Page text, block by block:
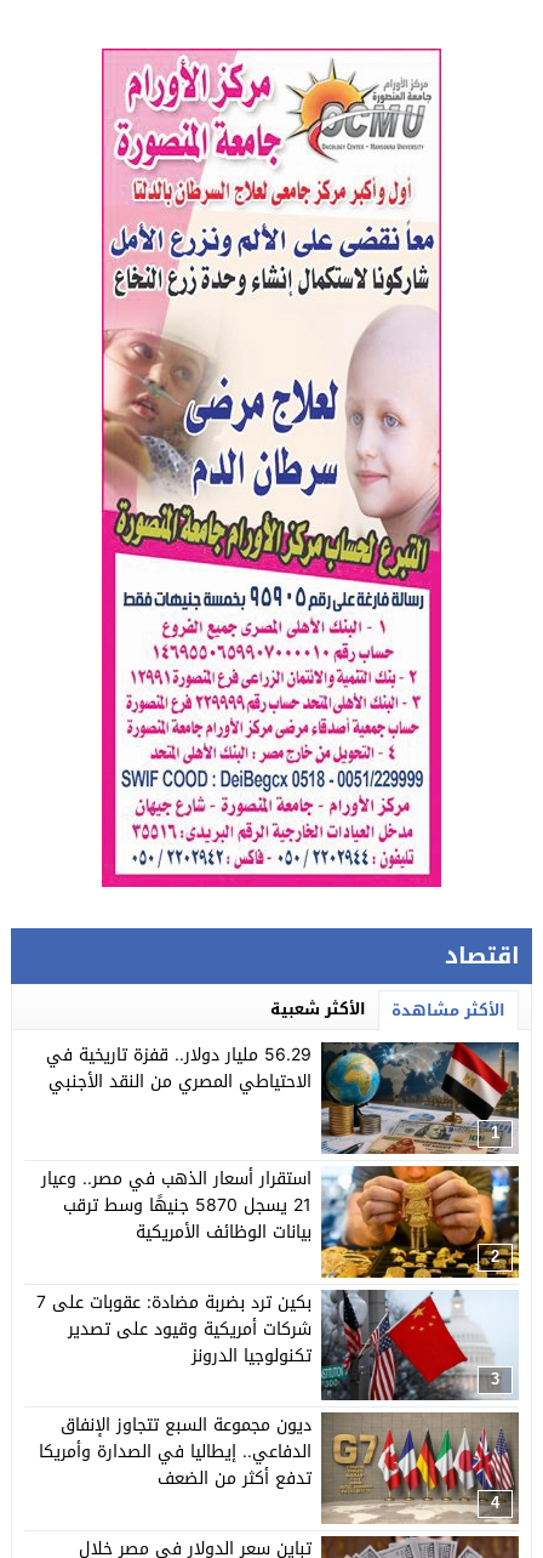
اقتصاد
الأكثر مشاهدة الأكثر شعبية
1
56.29 مليار دولار.. قفزة تاريخية في
الاحتياطي المصري من النقد الأجنبي
2
استقرار أسعار الذهب في مصر.. وعيار
21 يسجل 5870 جنيهًا وسط ترقب
بيانات الوظائف الأمريكية
3
بكين ترد بضربة مضادة: عقوبات على 7
شركات أمريكية وقيود على تصدير
تكنولوجيا الدرونز
4
ديون مجموعة السبع تتجاوز الإنفاق
الدفاعي.. إيطاليا في الصدارة وأمريكا
تدفع أكثر من الضعف
تباين سعر الدولار في مصر خلال